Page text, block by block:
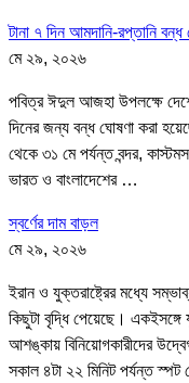
টানা ৭ দিন আমদানি-রপ্তানি বন্ধ
মে ২৯, ২০২৬
পবিত্র ঈদুল আজহা উপলক্ষে
দিনের জন্য বন্ধ ঘোষণা করা
থেকে ৩১ মে পর্যন্ত বন্দর,
ভারত ও বাংলাদেশের …
স্বর্ণের দাম বাড়ল
মে ২৯, ২০২৬
ইরান ও যুক্তরাষ্ট্রের মধ্যে
কিছুটা বৃদ্ধি পেয়েছে।
আশঙ্কায় বিনিয়োগকারীদের
সকাল ৪টা ২২ মিনিট পর্যন্ত স্পট